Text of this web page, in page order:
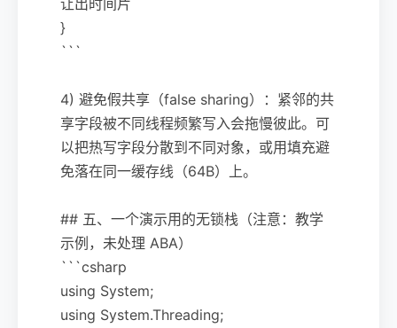
}
```
4) 避免假共享（false sharing）：紧邻的共
享字段被不同线程频繁写入会拖慢彼此。可
以把热写字段分散到不同对象，或用填充避
免落在同一缓存线（64B）上。
## 五、一个演示用的无锁栈（注意：教学
示例，未处理 ABA）
```csharp
using System;
using System.Threading;